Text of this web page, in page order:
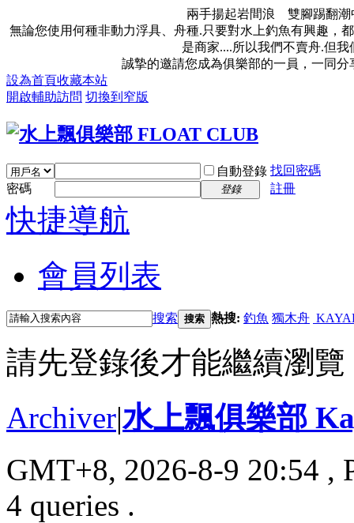
兩手揚起岩間浪 雙腳踢翻
無論您使用何種非動力浮具、舟種.只要對水上釣魚有興趣，
是商家....所以我們不賣舟.但
誠摯的邀請您成為俱樂部的一員，一同
設為首頁收藏本站
開啟輔助訪問 切換到窄版
自動登錄 找回密碼
密碼
登錄 註冊
快捷導航
會員列表
搜索 搜索 熱搜: 釣魚 獨木舟
請先登錄後才能繼續瀏覽
Archiver|水上飄俱樂部
GMT+8, 2026-8-9 20:54 ,
4 queries .